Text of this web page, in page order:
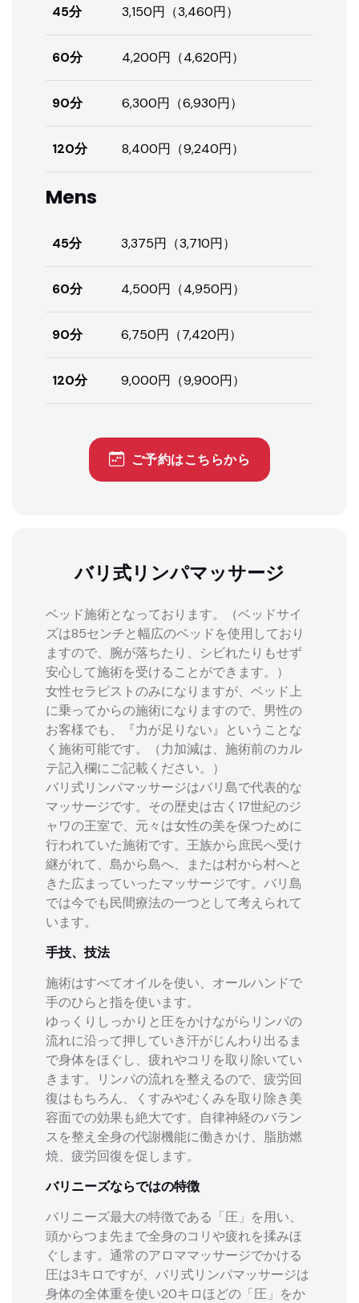
45分 3,150円（3,460円）
60分 4,200円（4,620円）
90分 6,300円（6,930円）
120分 8,400円（9,240円）
Mens
45分 3,375円（3,710円）
60分 4,500円（4,950円）
90分 6,750円（7,420円）
120分 9,000円（9,900円）
ご予約はこちらから
バリ式リンパマッサージ
ベッド施術となっております。（ベッドサイ
ズは85センチと幅広のベッドを使用しており
ますので、腕が落ちたり、シビれたりもせず
安心して施術を受けることができます。）
女性セラピストのみになりますが、ベッド上
に乗ってからの施術になりますので、男性の
お客様でも、『力が足りない』ということな
く施術可能です。（力加減は、施術前のカル
テ記入欄にご記載ください。）
バリ式リンパマッサージはバリ島で代表的な
マッサージです。その歴史は古く17世紀のジ
ャワの王室で、元々は女性の美を保つために
行われていた施術です。王族から庶民へ受け
継がれて、島から島へ、または村から村へと
きた広まっていったマッサージです。バリ島
では今でも民間療法の一つとして考えられて
います。
手技、技法
施術はすべてオイルを使い、オールハンドで
手のひらと指を使います。
ゆっくりしっかりと圧をかけながらリンパの
流れに沿って押していき汗がじんわり出るま
で身体をほぐし、疲れやコリを取り除いてい
きます。リンパの流れを整えるので、疲労回
復はもちろん、くすみやむくみを取り除き美
容面での効果も絶大です。自律神経のバラン
スを整え全身の代謝機能に働きかけ、脂肪燃
焼、疲労回復を促します。
バリニーズならではの特徴
バリニーズ最大の特徴である「圧」を用い、
頭からつま先まで全身のコリや疲れを揉みほ
ぐします。通常のアロママッサージでかける
圧は3キロですが、バリ式リンパマッサージは
身体の全体重を使い20キロほどの「圧」をか